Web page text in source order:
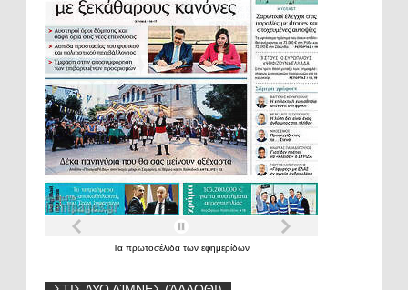
Τα πρωτοσέλιδα των εφημερίδων